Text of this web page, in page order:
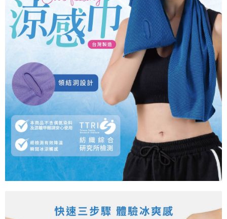
每筆NT$100，滿NT$899(含以上)免運費